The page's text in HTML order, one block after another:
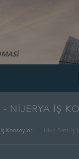
- NİJERYA İŞ
İş Konseyleri Ülke Bazlı İş